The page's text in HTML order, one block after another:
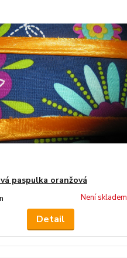
paspulka oranžová
Není skladem
Detail